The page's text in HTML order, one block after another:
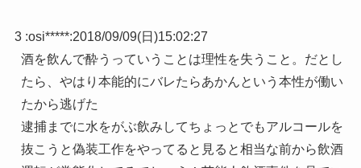
3 :osi*****:2018/09/09(日)15:02:27
酒を飲んで酔うっていうことは理性を失うこと。だとし
たら、やはり本能的にバレたらあかんという本性が働い
たから逃げた
逮捕までに水をがぶ飲みしてちょっとでもアルコールを
抜こうと偽装工作をやってると見ると相当な前から飲酒